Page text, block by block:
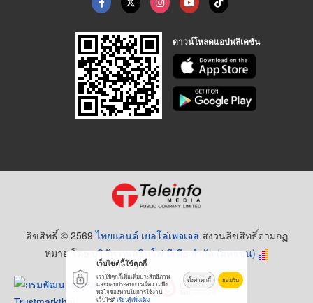
ดาวน์โหลดแอปพลิเคชัน
ลิขสิทธิ์ © 2569ไทยแลนด์ เยลโล่เพจเจส สงวนลิขสิทธิ์ตามกฏ
หมาย โดยบริษัท เทเลอินโฟ มีเดีย จำกัด (มหาชน)
เว็บไซต์นี้ใช้คุกกี้
เราใช้คุกกี้เพื่อเพิ่มประสิทธิภาพ
และมอบประสบการณ์ความพึง
พอใจของท่านในการใช้งาน
เว็บไซต์เรียนรู้เพิ่มเติม
ตั้งค่าคุกกี้ ยอมรับ